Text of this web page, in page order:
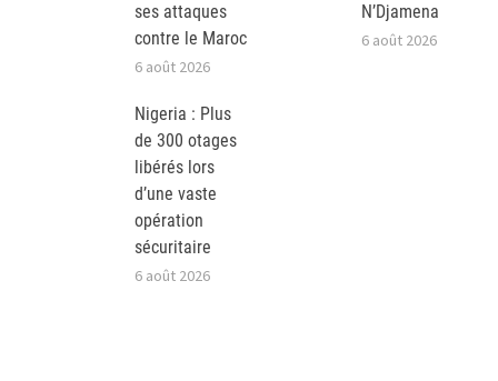
ses attaques
contre le Maroc
6 août 2026
N’Djamena
6 août 2026
Nigeria : Plus
de 300 otages
libérés lors
d’une vaste
opération
sécuritaire
6 août 2026